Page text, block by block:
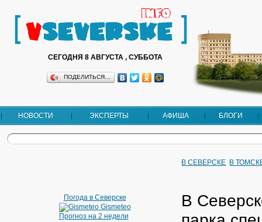
СЕГОДНЯ 8 АВГУСТА , СУББОТА
ПОДЕЛИТЬСЯ…
НОВОСТИ ЭКСПЕРТЫ АФИША БЛОГИ
Погода в Северске
Gismeteo
Прогноз на 2 недели
В СЕВЕРСКЕ В
В